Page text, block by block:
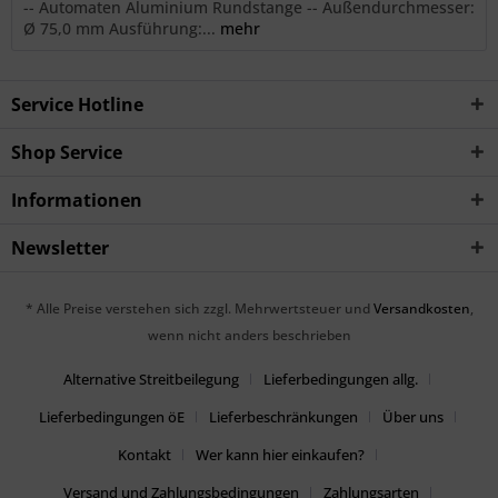
-- Automaten Aluminium Rundstange -- Außendurchmesser:
Ø 75,0 mm Ausführung:... mehr
Service Hotline
Shop Service
Informationen
Newsletter
* Alle Preise verstehen sich zzgl. Mehrwertsteuer und Versandkosten,
wenn nicht anders beschrieben
Alternative Streitbeilegung
Lieferbedingungen allg.
Lieferbedingungen öE
Lieferbeschränkungen
Über uns
Kontakt
Wer kann hier einkaufen?
Versand und Zahlungsbedingungen
Zahlungsarten